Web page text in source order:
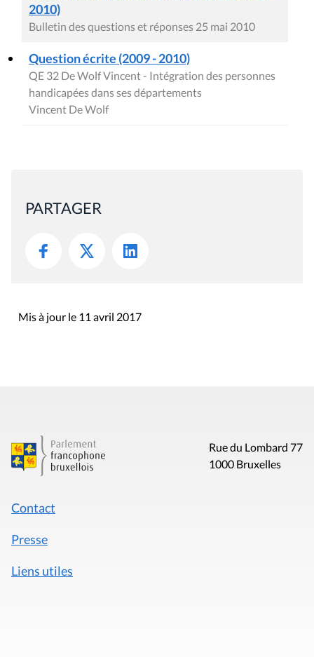
2010)
Bulletin des questions et réponses 25 mai 2010
Question écrite (2009 - 2010)
QE 32 De Wolf Vincent - Intégration des personnes
handicapées dans ses départements
Vincent De Wolf
PARTAGER
Mis à jour le 11 avril 2017
Rue du Lombard 77
1000 Bruxelles
Contact
Presse
Liens utiles